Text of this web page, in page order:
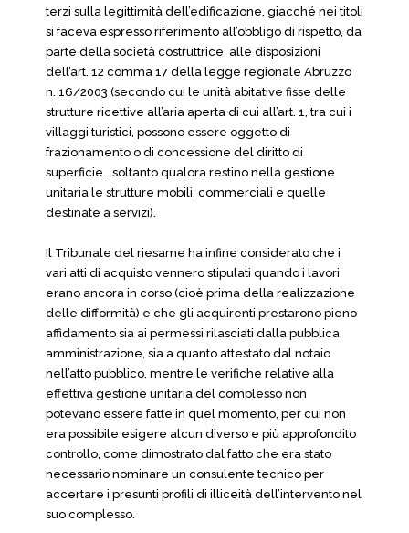
terzi sulla legittimità dell’edificazione, giacché nei titoli
si faceva espresso riferimento all’obbligo di rispetto, da
parte della società costruttrice, alle disposizioni
dell’art. 12 comma 17 della legge regionale Abruzzo
n. 16/2003 (secondo cui le unità abitative fisse delle
strutture ricettive all’aria aperta di cui all’art. 1, tra cui i
villaggi turistici, possono essere oggetto di
frazionamento o di concessione del diritto di
superficie… soltanto qualora restino nella gestione
unitaria le strutture mobili, commerciali e quelle
destinate a servizi).
Il Tribunale del riesame ha infine considerato che i
vari atti di acquisto vennero stipulati quando i lavori
erano ancora in corso (cioè prima della realizzazione
delle difformità) e che gli acquirenti prestarono pieno
affidamento sia ai permessi rilasciati dalla pubblica
amministrazione, sia a quanto attestato dal notaio
nell’atto pubblico, mentre le verifiche relative alla
effettiva gestione unitaria del complesso non
potevano essere fatte in quel momento, per cui non
era possibile esigere alcun diverso e più approfondito
controllo, come dimostrato dal fatto che era stato
necessario nominare un consulente tecnico per
accertare i presunti profili di illiceità dell’intervento nel
suo complesso.